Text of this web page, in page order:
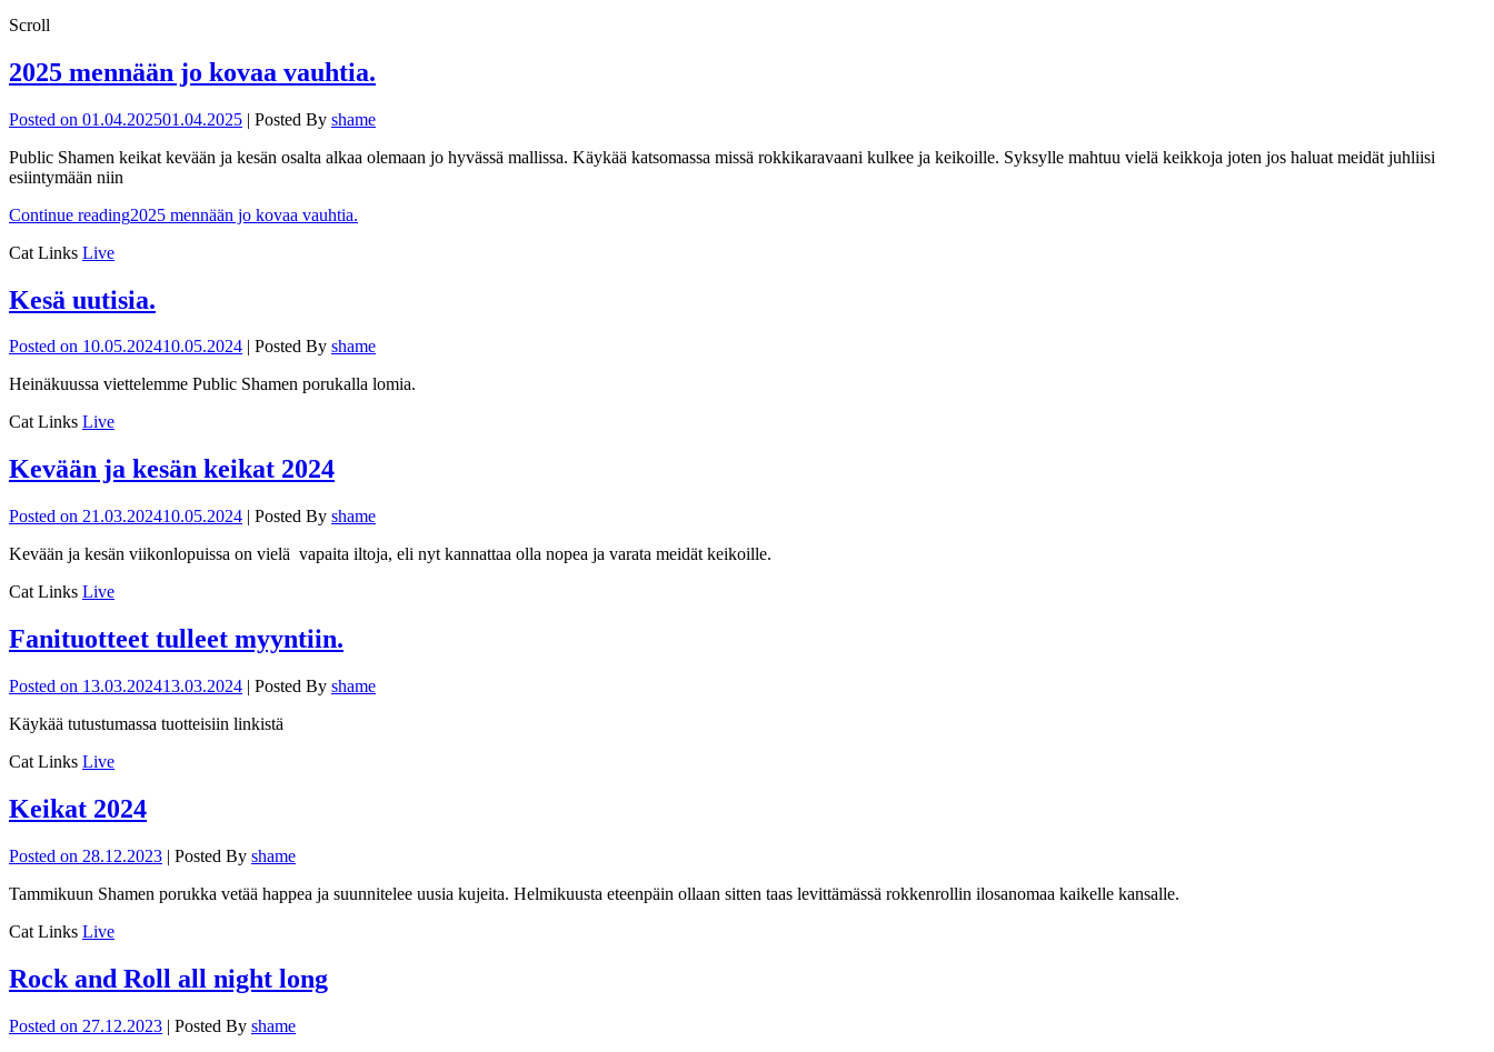
Scroll
2025 mennään jo kovaa vauhtia.
Posted on 01.04.202501.04.2025 | Posted By shame
Public Shamen keikat kevään ja kesän osalta alkaa olemaan jo hyvässä mallissa. Käykää katsomassa missä rokkikaravaani kulkee ja keikoille. Syksylle mahtuu vielä keikkoja joten jos haluat meidät juhliisi
esiintymään niin
Continue reading2025 mennään jo kovaa vauhtia.
Cat Links Live
Kesä uutisia.
Posted on 10.05.202410.05.2024 | Posted By shame
Heinäkuussa viettelemme Public Shamen porukalla lomia.
Cat Links Live
Kevään ja kesän keikat 2024
Posted on 21.03.202410.05.2024 | Posted By shame
Kevään ja kesän viikonlopuissa on vielä vapaita iltoja, eli nyt kannattaa olla nopea ja varata meidät keikoille.
Cat Links Live
Fanituotteet tulleet myyntiin.
Posted on 13.03.202413.03.2024 | Posted By shame
Käykää tutustumassa tuotteisiin linkistä
Cat Links Live
Keikat 2024
Posted on 28.12.2023 | Posted By shame
Tammikuun Shamen porukka vetää happea ja suunnitelee uusia kujeita. Helmikuusta eteenpäin ollaan sitten taas levittämässä rokkenrollin ilosanomaa kaikelle kansalle.
Cat Links Live
Rock and Roll all night long
Posted on 27.12.2023 | Posted By shame